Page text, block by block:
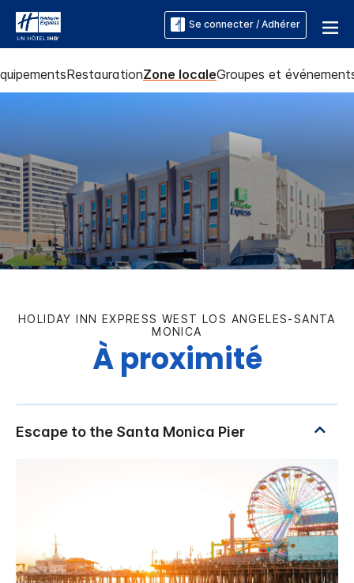
Se connecter / Adhérer
RestaurationZone localeGroupes et
HOLIDAY INN EXPRESS WEST LOS ANGELES-SANTA
MONICA
À proximité